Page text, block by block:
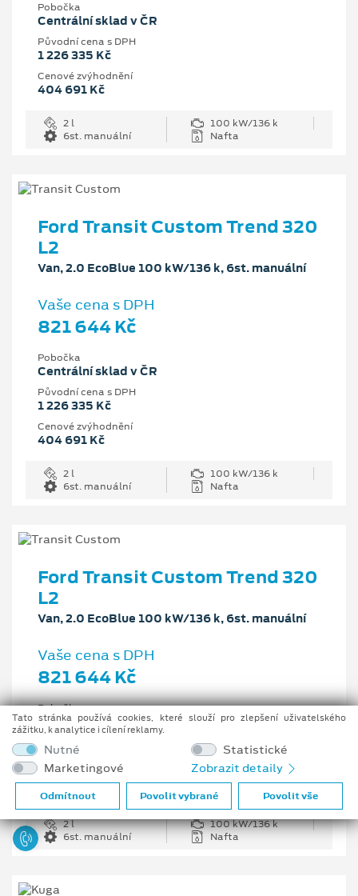
Pobočka
Centrální sklad v ČR
Původní cena s DPH
1 226 335 Kč
Cenové zvýhodnění
404 691 Kč
2 l
100 kW/136 k
6st. manuální
Nafta
Ford Transit Custom Trend 320
L2
Van, 2.0 EcoBlue 100 kW/136 k, 6st. manuální
Vaše cena s DPH
821 644 Kč
Pobočka
Centrální sklad v ČR
Původní cena s DPH
1 226 335 Kč
Cenové zvýhodnění
404 691 Kč
2 l
100 kW/136 k
6st. manuální
Nafta
Ford Transit Custom Trend 320
L2
Van, 2.0 EcoBlue 100 kW/136 k, 6st. manuální
Vaše cena s DPH
821 644 Kč
Pobočka
Opava
1 226 335 Kč
Cenové zvýhodnění
404 691 Kč
2 l
100 kW/136 k
6st. manuální
Nafta
Tato stránka používá cookies, které slouží pro zlepšení uživatelského
zážitku, k analytice i cílení reklamy.
Nutné
Statistické
Marketingové
Zobrazit detaily
Odmítnout Povolit vybrané Povolit vše